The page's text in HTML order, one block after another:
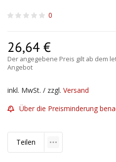
0
26,64 €
Der angegebene Preis gilt ab dem
Angebot
inkl. MwSt. / zzgl. Versand
Über die Preisminderung
Teilen